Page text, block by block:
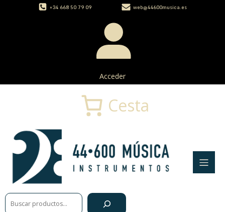
+34 668 50 79 09 web@44600musica.es
Acceder
Buscar
Cesta